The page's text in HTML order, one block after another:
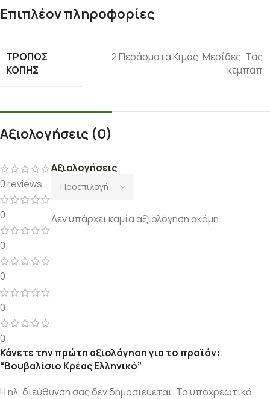
Επιπλέον πληροφορίες
ΤΡΌΠΟΣ
ΚΟΠΉΣ
2 Περάσματα Κιμάς, Μερίδες, Τας
κεμπάπ
Αξιολογήσεις (0)
0 reviews
0
0
0
0
0
Αξιολογήσεις
Δεν υπάρχει καμία αξιολόγηση ακόμη.
Κάνετε την πρώτη αξιολόγηση για το προϊόν:
“Βουβαλίσιο Κρέας Ελληνικό”
Η ηλ. διεύθυνση σας δεν δημοσιεύεται. Τα υποχρεωτικά